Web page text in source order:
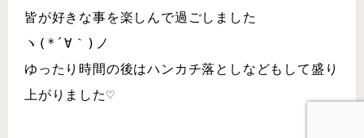
皆が好きな事を楽しんで過ごしました
ヽ(*´∀｀)ノ
ゆったり時間の後はハンカチ落としなどもして盛り
上がりました♡